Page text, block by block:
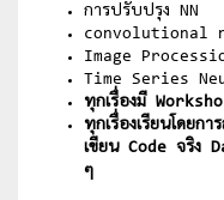
การปรับปรุง NN
convolutional
Image
Time Series
ทุกเรื่องมี
ทุกเรื่องเรียนโดยก
เขียน Code จริง
ๆ